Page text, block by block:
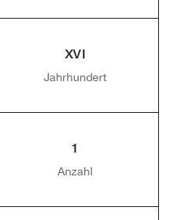
XVI
Jahrhundert
1
Anzahl